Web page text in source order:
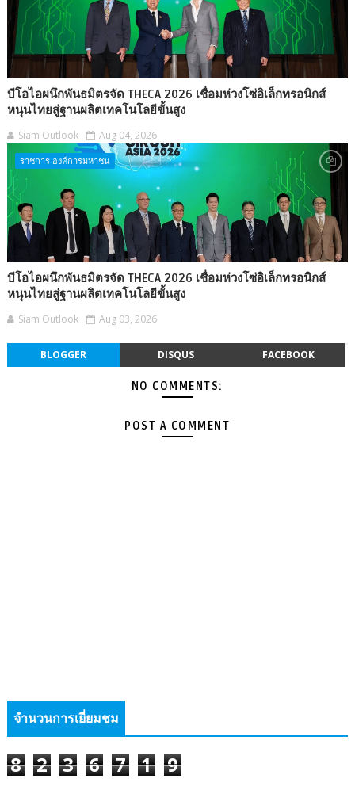
บีโอไอผนึกพันธมิตรจัด THECA 2026 เชื่อมห่วงโซ่อิเล็กทรอนิกส์
หนุนไทยสู่ฐานผลิตเทคโนโลยีขั้นสูง
Siam Outlook Aug 04, 2026
ราชการ องค์การมหาชน
บีโอไอผนึกพันธมิตรจัด THECA 2026 เชื่อมห่วงโซ่อิเล็กทรอนิกส์
หนุนไทยสู่ฐานผลิตเทคโนโลยีขั้นสูง
Siam Outlook Aug 03, 2026
BLOGGER DISQUS FACEBOOK
NO COMMENTS:
POST A COMMENT
จำนวนการเยี่ยมชม
8 2 3 6 7 1 9